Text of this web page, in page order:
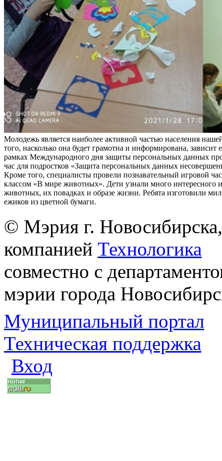
Молодежь является наиболее активной частью населения
того, насколько она будет грамотна и информирована, зависит
рамках Международного дня защиты персональных данных
час для подростков «Защита персональных данных
Кроме того, специалисты провели познавательный игровой
классом «В мире животных». Дети узнали много интересного
животных, их повадках и образе жизни. Ребята изготовили
ежиков из цветной бумаги.
© Мэрия г.
компанией Технологика
совместно с
мэрии города
Муниципальный портал
Техническая поддержка
Вход